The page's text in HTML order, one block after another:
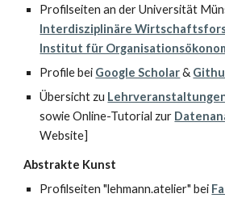
Profilseitenan der Universität
Interdisziplinäre
Institut für
Profile bei Google Scholar&
Übersicht zu
sowieOnline-Tutorial zur
Website]
Abstrakte Kunst
Profilseiten "lehmann.atelier" bei